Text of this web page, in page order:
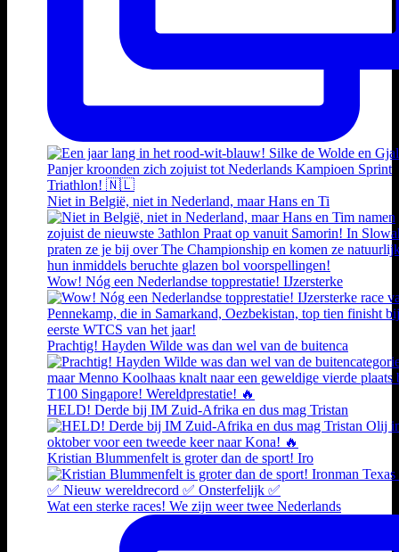
Niet in België, niet in Nederland, maar Hans en Ti
Wow! Nóg een Nederlandse topprestatie! IJzersterke
Prachtig! Hayden Wilde was dan wel van de buitenca
HELD! Derde bij IM Zuid-Afrika en dus mag Tristan
Kristian Blummenfelt is groter dan de sport! Iro
Wat een sterke races! We zijn weer twee Nederlands